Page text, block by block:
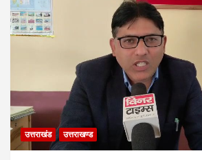
उत्तराखंड उत्तराखण्ड